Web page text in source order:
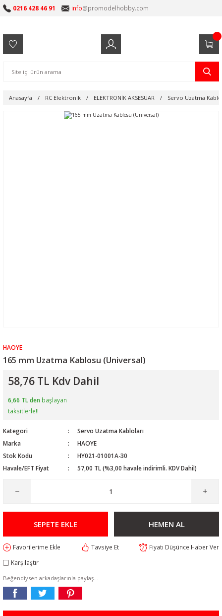
0216 428 46 91 info@promodelhobby.com
Anasayfa RC Elektronik ELEKTRONİK AKSESUAR Servo Uzatma
HAOYE
165 mm Uzatma Kablosu (Universal)
58,76 TL Kdv Dahil
6,66 TL den başlayan
taksitlerle!!
Kategori
Servo Uzatma Kabloları
Marka
HAOYE
Stok Kodu
HY021-01001A-30
Havale/EFT Fiyat
57,00 TL (%3,00 havale indirimli. KDV Dahil)
SEPETE EKLE HEMEN AL
Tavsiye Et
Fiyatı Düşünce Haber Ver
Karşılaştır
Beğendiysen arkadaşlarınla paylaş...